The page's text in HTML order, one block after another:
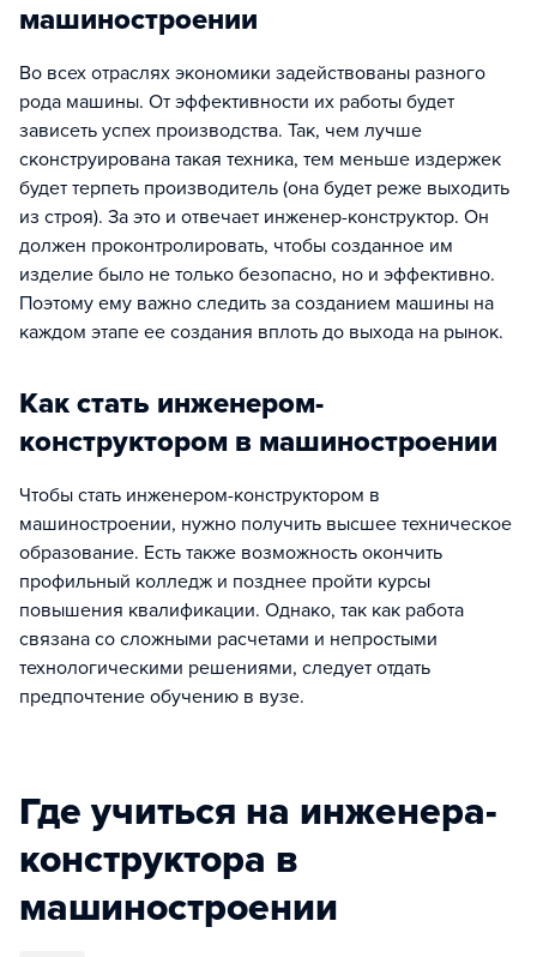
машиностроении
Во всех отраслях экономики задействованы разного
рода машины. От эффективности их работы будет
зависеть успех производства. Так, чем лучше
сконструирована такая техника, тем меньше издержек
будет терпеть производитель (она будет реже выходить
из строя). За это и отвечает инженер-конструктор. Он
должен проконтролировать, чтобы созданное им
изделие было не только безопасно, но и эффективно.
Поэтому ему важно следить за созданием машины на
каждом этапе ее создания вплоть до выхода на рынок.
Как стать инженером-
конструктором в машиностроении
Чтобы стать инженером-конструктором в
машиностроении, нужно получить высшее техническое
образование. Есть также возможность окончить
профильный колледж и позднее пройти курсы
повышения квалификации. Однако, так как работа
связана со сложными расчетами и непростыми
технологическими решениями, следует отдать
предпочтение обучению в вузе.
Где учиться на инженера-
конструктора в
машиностроении